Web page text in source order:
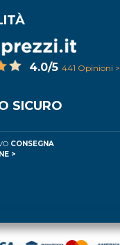
4.0/5 441 Opinioni >
SICURO
CONSEGNA
>